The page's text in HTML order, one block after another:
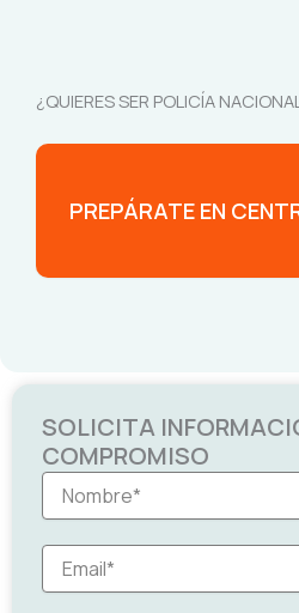
¿QUIERES SER POLICÍA
PREPÁRATE EN
SOLICITA
COMPROMISO